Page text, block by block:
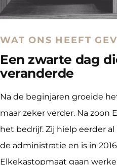
WAT ONS HEEFT
Een zwarte dag
veranderde
Na de beginjaren groeide
maar zeker verder. Na zoon
het bedrijf. Zij hielp eerder
de administratie en is in
Elkekastopmaat gaan